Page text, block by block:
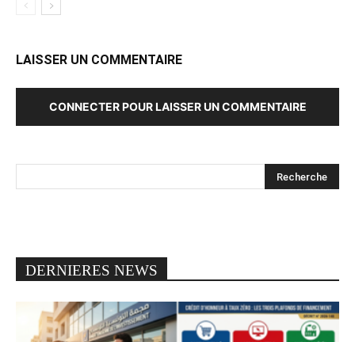
LAISSER UN COMMENTAIRE
CONNECTER POUR LAISSER UN COMMENTAIRE
DERNIERES NEWS